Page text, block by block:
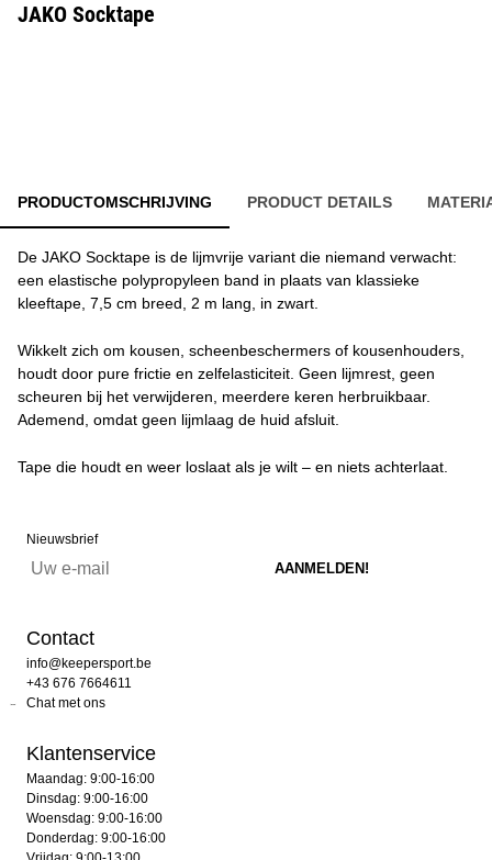
JAKO Socktape
PRODUCTOMSCHRIJVING PRODUCT DETAILS
De JAKO Socktape is de lijmvrije variant die niemand verwacht:
een elastische polypropyleen band in plaats van klassieke
kleeftape, 7,5 cm breed, 2 m lang, in zwart.
Wikkelt zich om kousen, scheenbeschermers of kousenhouders,
houdt door pure frictie en zelfelasticiteit. Geen lijmrest, geen
scheuren bij het verwijderen, meerdere keren herbruikbaar.
Ademend, omdat geen lijmlaag de huid afsluit.
Tape die houdt en weer loslaat als je wilt – en niets achterlaat.
Nieuwsbrief
Contact
info@keepersport.be
+43 676 7664611
Chat met ons
Klantenservice
Maandag: 9:00-16:00
Dinsdag: 9:00-16:00
Woensdag: 9:00-16:00
Donderdag: 9:00-16:00